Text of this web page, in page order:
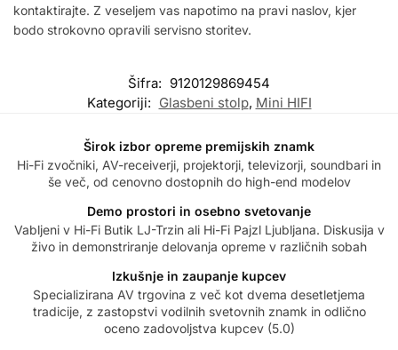
kontaktirajte. Z veseljem vas napotimo na pravi naslov, kjer
bodo strokovno opravili servisno storitev.
Šifra: 9120129869454
Kategoriji: Glasbeni stolp, Mini HIFI
Širok izbor opreme premijskih znamk
Hi-Fi zvočniki, AV-receiverji, projektorji, televizorji, soundbari in
še več, od cenovno dostopnih do high-end modelov
Demo prostori in osebno svetovanje
Vabljeni v Hi-Fi Butik LJ-Trzin ali Hi-Fi Pajzl Ljubljana. Diskusija v
živo in demonstriranje delovanja opreme v različnih sobah
Izkušnje in zaupanje kupcev
Specializirana AV trgovina z več kot dvema desetletjema
tradicije, z zastopstvi vodilnih svetovnih znamk in odlično
oceno zadovoljstva kupcev (5.0)